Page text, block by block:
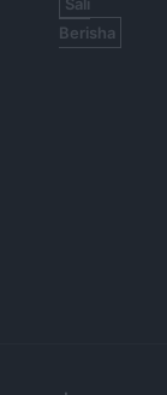
Berisha